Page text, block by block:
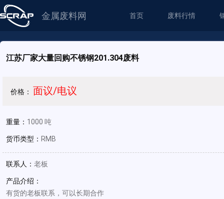
金属废料网 首页 废料行情
江苏厂家大量回购不锈钢201.304废料
价格： 面议/电议
重量： 1000 吨
货币类型： RMB
联系人： 老板
产品介绍：
有货的老板联系，可以长期合作